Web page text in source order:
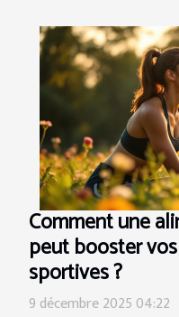
Comment une
peut booster
sportives ?
9 décembre 2025 04:22